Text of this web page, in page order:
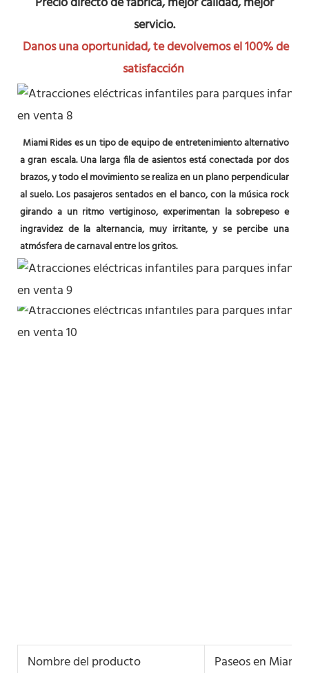
servicio.
Danos una oportunidad, te devolvemos el 100% de
satisfacción
Miami Rides es un tipo de equipo de entretenimiento alternativo
a gran escala. Una larga fila de asientos está conectada por dos
brazos, y todo el movimiento se realiza en un plano perpendicular
al suelo. Los pasajeros sentados en el banco, con la música rock
girando a un ritmo vertiginoso, experimentan la sobrepeso e
ingravidez de la alternancia, muy irritante, y se percibe una
atmósfera de carnaval entre los gritos.
Nombre del producto
Paseos en Miami